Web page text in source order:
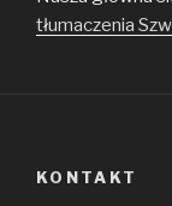
tłumaczenia
KONTAKT